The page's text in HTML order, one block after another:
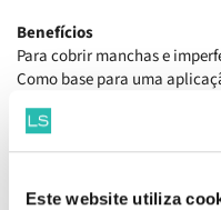
Este website utiliza
Benefícios
Para cobrir manchas e
Como base para uma
Utilize um tom mais claro
áreas específicas da pele, e
contorno de rosto imaculado.
Ingredientes